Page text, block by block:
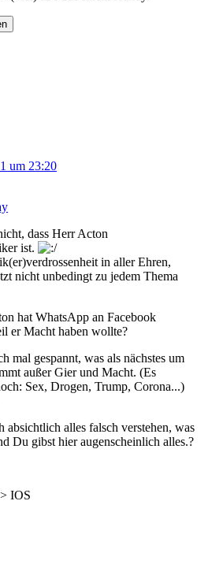
um 23:20
dass Herr Acton
ist.
in aller Ehren,
nicht unbedingt zu jedem Thema
hat WhatsApp an Facebook
er Macht haben wollte?
mal gespannt, was als nächstes um
außer Gier und Macht. (Es
Sex, Drogen, Trump, Corona...)
absichtlich alles falsch verstehen, was
Du gibst hier augenscheinlich alles.?
IOS